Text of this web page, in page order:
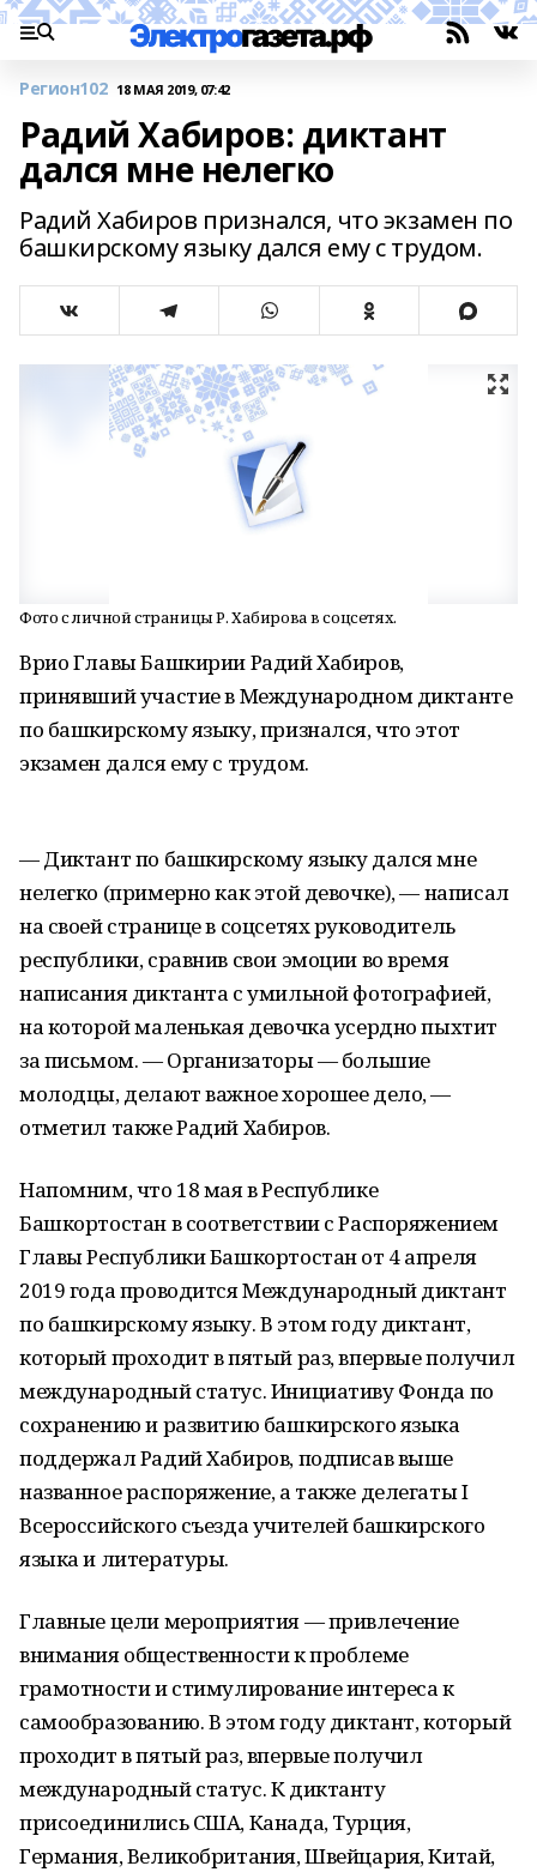
Регион102 18 МАЯ 2019, 07:42
Радий Хабиров: диктант
дался мне нелегко
Радий Хабиров признался, что экзамен по
башкирскому языку дался ему с трудом.
Фото с личной страницы Р. Хабирова в соцсетях.
Врио Главы Башкирии Радий Хабиров,
принявший участие в Международном диктанте
по башкирскому языку, признался, что этот
экзамен дался ему с трудом.
— Диктант по башкирскому языку дался мне
нелегко (примерно как этой девочке), — написал
на своей странице в соцсетях руководитель
республики, сравнив свои эмоции во время
написания диктанта с умильной фотографией,
на которой маленькая девочка усердно пыхтит
за письмом. — Организаторы — большие
молодцы, делают важное хорошее дело, —
отметил также Радий Хабиров.
Напомним, что 18 мая в Республике
Башкортостан в соответствии с Распоряжением
Главы Республики Башкортостан от 4 апреля
2019 года проводится Международный диктант
по башкирскому языку. В этом году диктант,
который проходит в пятый раз, впервые получил
международный статус. Инициативу Фонда по
сохранению и развитию башкирского языка
поддержал Радий Хабиров, подписав выше
названное распоряжение, а также делегаты I
Всероссийского съезда учителей башкирского
языка и литературы.
Главные цели мероприятия — привлечение
внимания общественности к проблеме
грамотности и стимулирование интереса к
самообразованию. В этом году диктант, который
проходит в пятый раз, впервые получил
международный статус. К диктанту
присоединились США, Канада, Турция,
Германия, Великобритания, Швейцария, Китай,